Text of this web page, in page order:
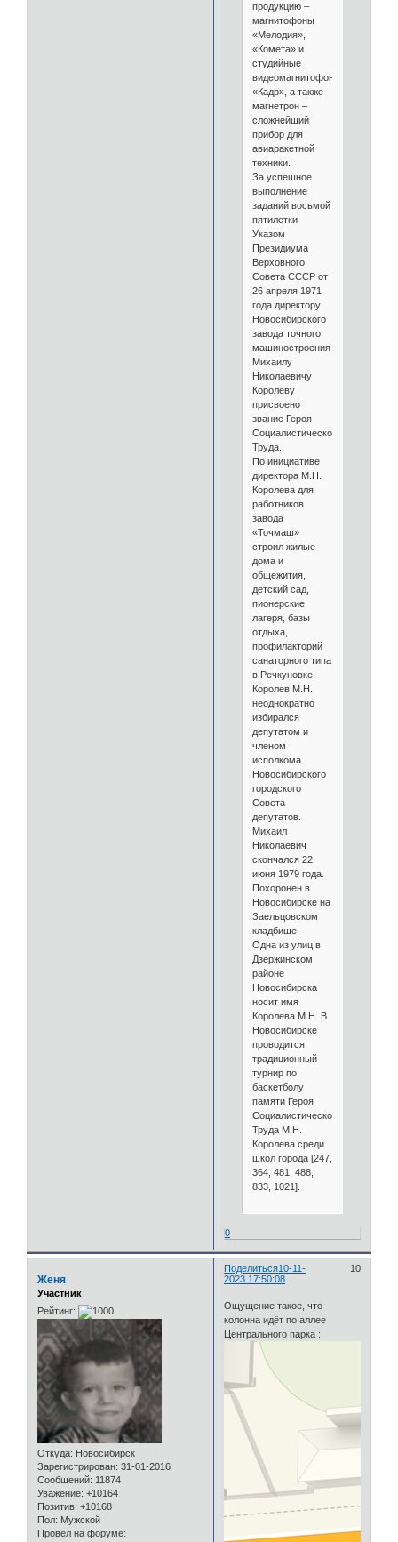
продукцию –
магнитофоны
«Мелодия»,
«Комета» и
студийные
видеомагнитофоны
«Кадр», а также
магнетрон –
сложнейший
прибор для
авиаракетной
техники.
За успешное
выполнение
заданий восьмой
пятилетки
Указом
Президиума
Верховного
Совета СССР от
26 апреля 1971
года директору
Новосибирского
завода точного
машиностроения
Михаилу
Николаевичу
Королеву
присвоено
звание Героя
Социалистического
Труда.
По инициативе
директора М.Н.
Королева для
работников
завода
«Точмаш»
строил жилые
дома и
общежития,
детский сад,
пионерские
лагеря, базы
отдыха,
профилакторий
санаторного типа
в Речкуновке.
Королев М.Н.
неоднократно
избирался
депутатом и
членом
исполкома
Новосибирского
городского
Совета
депутатов.
Михаил
Николаевич
скончался 22
июня 1979 года.
Похоронен в
Новосибирске на
Заельцовском
кладбище.
Одна из улиц в
Дзержинском
районе
Новосибирска
носит имя
Королева М.Н. В
Новосибирске
проводится
традиционный
турнир по
баскетболу
памяти Героя
Социалистического
Труда М.Н.
Королева среди
школ города [247,
364, 481, 488,
833, 1021].
0
Поделиться 10
10-11-
2023 17:50:08
Женя
Участник
Рейтинг:
Откуда: Новосибирск
Зарегистрирован: 31-01-2016
Сообщений: 11874
Уважение: +10164
Позитив: +10168
Пол: Мужской
Провел на форуме:
Ощущение такое, что
колонна идёт по аллее
Центрального парка :